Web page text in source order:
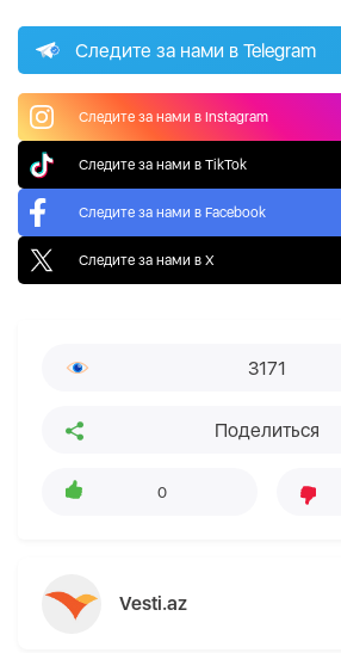
Следите за нами в Telegram
Следите за нами в Instagram
Следите за нами в TikTok
Следите за нами в Facebook
Следите за нами в X
3171
Поделиться
0
Vesti.az